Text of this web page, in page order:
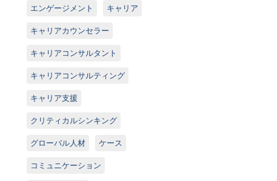
エンゲージメント キャリア
キャリアカウンセラー
キャリアコンサルタント
キャリアコンサルティング
キャリア支援
クリティカルシンキング
グローバル人材 ケース
コミュニケーション